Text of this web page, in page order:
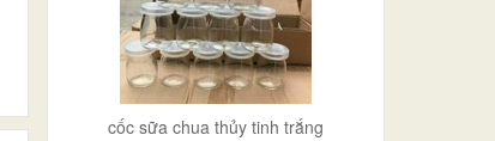
cốc sữa chua thủy tinh trắng